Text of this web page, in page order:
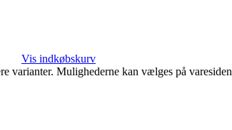
Vis indkøbskurv
varianter. Mulighederne kan vælges på varesiden